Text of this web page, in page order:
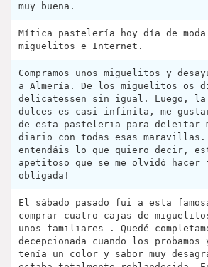
muy buena.
Mítica pastelería hoy día de
miguelitos e Internet.
Compramos unos miguelitos y
a Almería. De los miguelitos os
delicatessen sin igual. Luego, la
dulces es casi infinita, me
de esta pasteleria para deleitar
diario con todas esas maravillas.
entendáis lo que quiero decir,
apetitoso que se me olvidó
obligada!
El sábado pasado fui a esta
comprar cuatro cajas de
unos familiares . Quedé
decepcionada cuando los
tenía un color y sabor muy